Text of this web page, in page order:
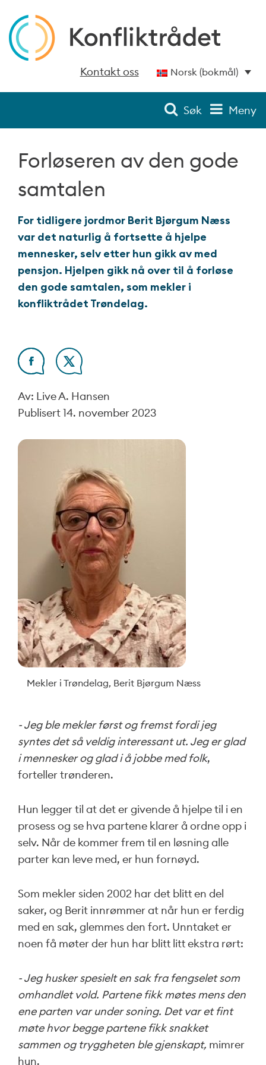
Kontakt oss Norsk (bokmål)
Søk Meny
Forløseren av den gode
samtalen
For tidligere jordmor Berit Bjørgum Næss
var det naturlig å fortsette å hjelpe
mennesker, selv etter hun gikk av med
pensjon. Hjelpen gikk nå over til å forløse
den gode samtalen, som mekler i
konfliktrådet Trøndelag.
Av: Live A. Hansen
Publisert14. november 2023
Mekler i Trøndelag, Berit Bjørgum Næss
- Jeg ble mekler først og fremst fordi jeg
syntes det så veldig interessant ut. Jeg er glad
i mennesker og glad i å jobbe med folk,
forteller trønderen.
Hun legger til at det er givende å hjelpe til i en
prosess og se hva partene klarer å ordne opp i
selv. Når de kommer frem til en løsning alle
parter kan leve med, er hun fornøyd.
Som mekler siden 2002 har det blitt en del
saker, og Berit innrømmer at når hun er ferdig
med en sak, glemmes den fort. Unntaket er
noen få møter der hun har blitt litt ekstra rørt:
- Jeg husker spesielt en sak fra fengselet som
omhandlet vold. Partene fikk møtes mens den
ene parten var under soning. Det var et fint
møte hvor begge partene fikk snakket
sammen og tryggheten ble gjenskapt, mimrer
hun.